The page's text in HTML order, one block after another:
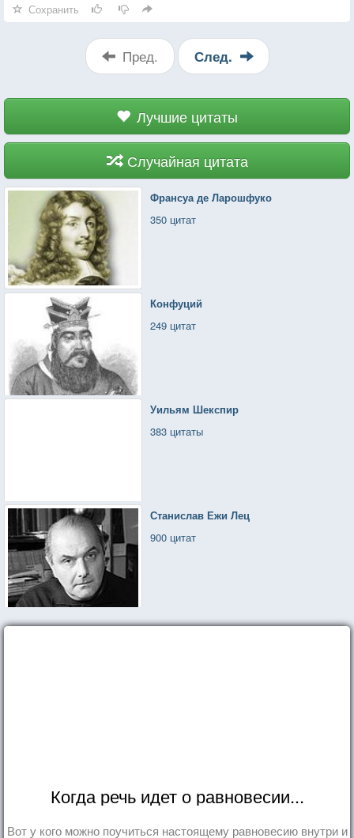
Сохранить
Пред. След.
Лучшие цитаты
Случайная цитата
Франсуа де Ларошфуко
350 цитат
Конфуций
249 цитат
Уильям Шекспир
383 цитаты
Станислав Ежи Лец
900 цитат
Когда речь идет о равновесии...
Вот у кого можно поучиться настоящему равновесию внутри и